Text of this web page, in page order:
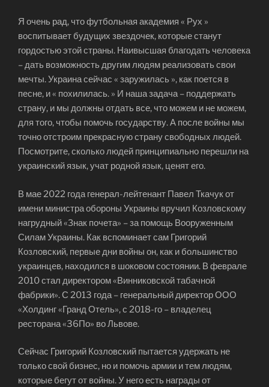
Я очень рад, что футбольная академия « Рух »
воспитывает будущих звездочек, которые станут
гордостью этой страны. Наивысшая благодать человека
– дать возможность другим людям реализовать свои
мечты. Украина сейчас « заружилась », как поется в
песне, и « похилилась. » И наша задача – поддержать
страну, и мы должны отдать все, что можем и не можем,
для того, чтобы помочь государству. А после войны мы
точно отстроим прекрасную страну свободных людей.
Посмотрите, сколько людей принципиально перешли на
украинский язык, учат родной язык, ценят его.
В мае 2022 года генерал-лейтенант Павел Ткачук от
имени министра обороны Украины вручил Козловскому
нагрудный «Знак почета» – за помощь Вооруженным
Силам Украины. Как вспоминает сам Григорий
Козловский, первые дни войны он, как и большинство
украинцев, находился в шоковом состоянии. В феврале
2010 стал директором «Винниковской табачной
фабрики». С 2013 года – генеральный директор ООО
«Холдинг «Гранд Отель», с 2018-го – владелец
ресторана «36По» во Львове.
Сейчас Григорий Козловский пытается удержать не
только свой бизнес, но и помочь армии и тем людям,
которые бегут от войны. У него есть награды от